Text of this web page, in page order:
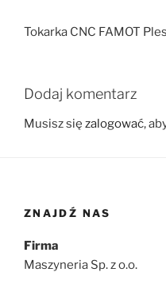
Tokarka CNC FAMOT
Dodaj komentarz
Musisz się zalogować,
ZNAJDŹ NAS
Firma
Maszyneria Sp. z o.o.